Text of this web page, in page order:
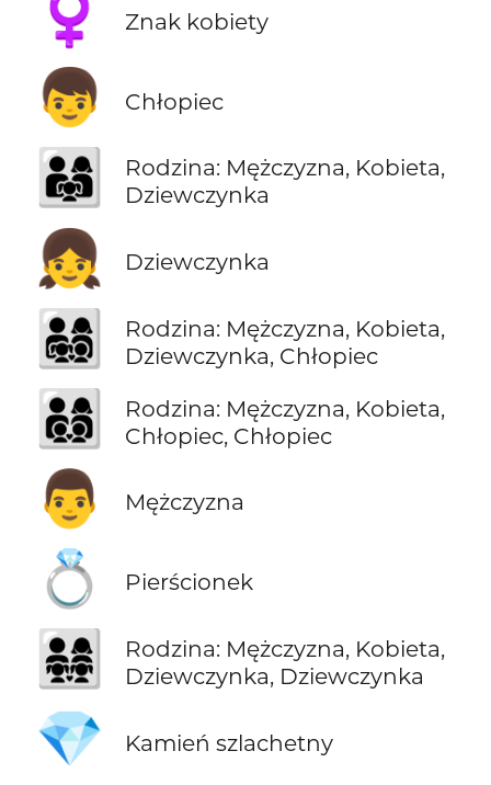
♀️ Znak kobiety
👦 Chłopiec
👨‍👩‍👧
Rodzina: Mężczyzna, Kobieta,
Dziewczynka
👧 Dziewczynka
👨‍👩‍👧‍👦
Rodzina: Mężczyzna, Kobieta,
Dziewczynka, Chłopiec
👨‍👩‍👦‍👦
Rodzina: Mężczyzna, Kobieta,
Chłopiec, Chłopiec
👨 Mężczyzna
💍 Pierścionek
👨‍👩‍👧‍👧
Rodzina: Mężczyzna, Kobieta,
Dziewczynka, Dziewczynka
💎 Kamień szlachetny